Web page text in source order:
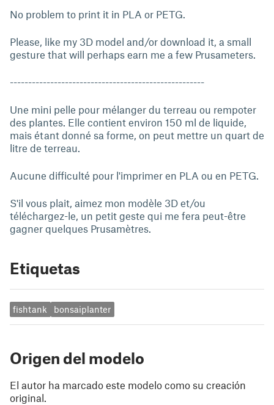
No problem to print it in PLA or PETG.
Please, like my 3D model and/or download it, a small
gesture that will perhaps earn me a few Prusameters.
-----------------------------------------------------
Une mini pelle pour mélanger du terreau ou rempoter
des plantes. Elle contient environ 150 ml de liquide,
mais étant donné sa forme, on peut mettre un quart de
litre de terreau.
Aucune difficulté pour l'imprimer en PLA ou en PETG.
S'il vous plait, aimez mon modèle 3D et/ou
téléchargez-le, un petit geste qui me fera peut-être
gagner quelques Prusamètres.
Etiquetas
fishtank bonsaiplanter
Origen del modelo
El autor ha marcado este modelo como su creación
original.